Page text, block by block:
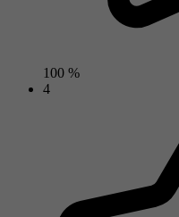
100 %
4